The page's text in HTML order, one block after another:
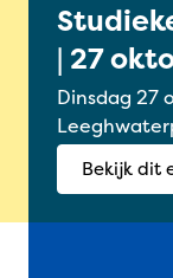
| 27
Dinsdag 27
Bekijk dit